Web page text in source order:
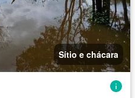
Sítio e chácara